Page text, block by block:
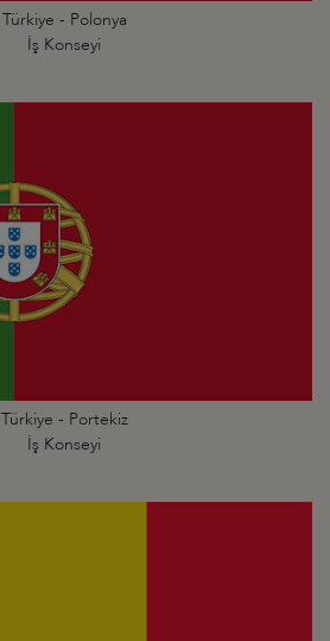
Türkiye - Polonya
İş Konseyi
Türkiye - Portekiz
İş Konseyi